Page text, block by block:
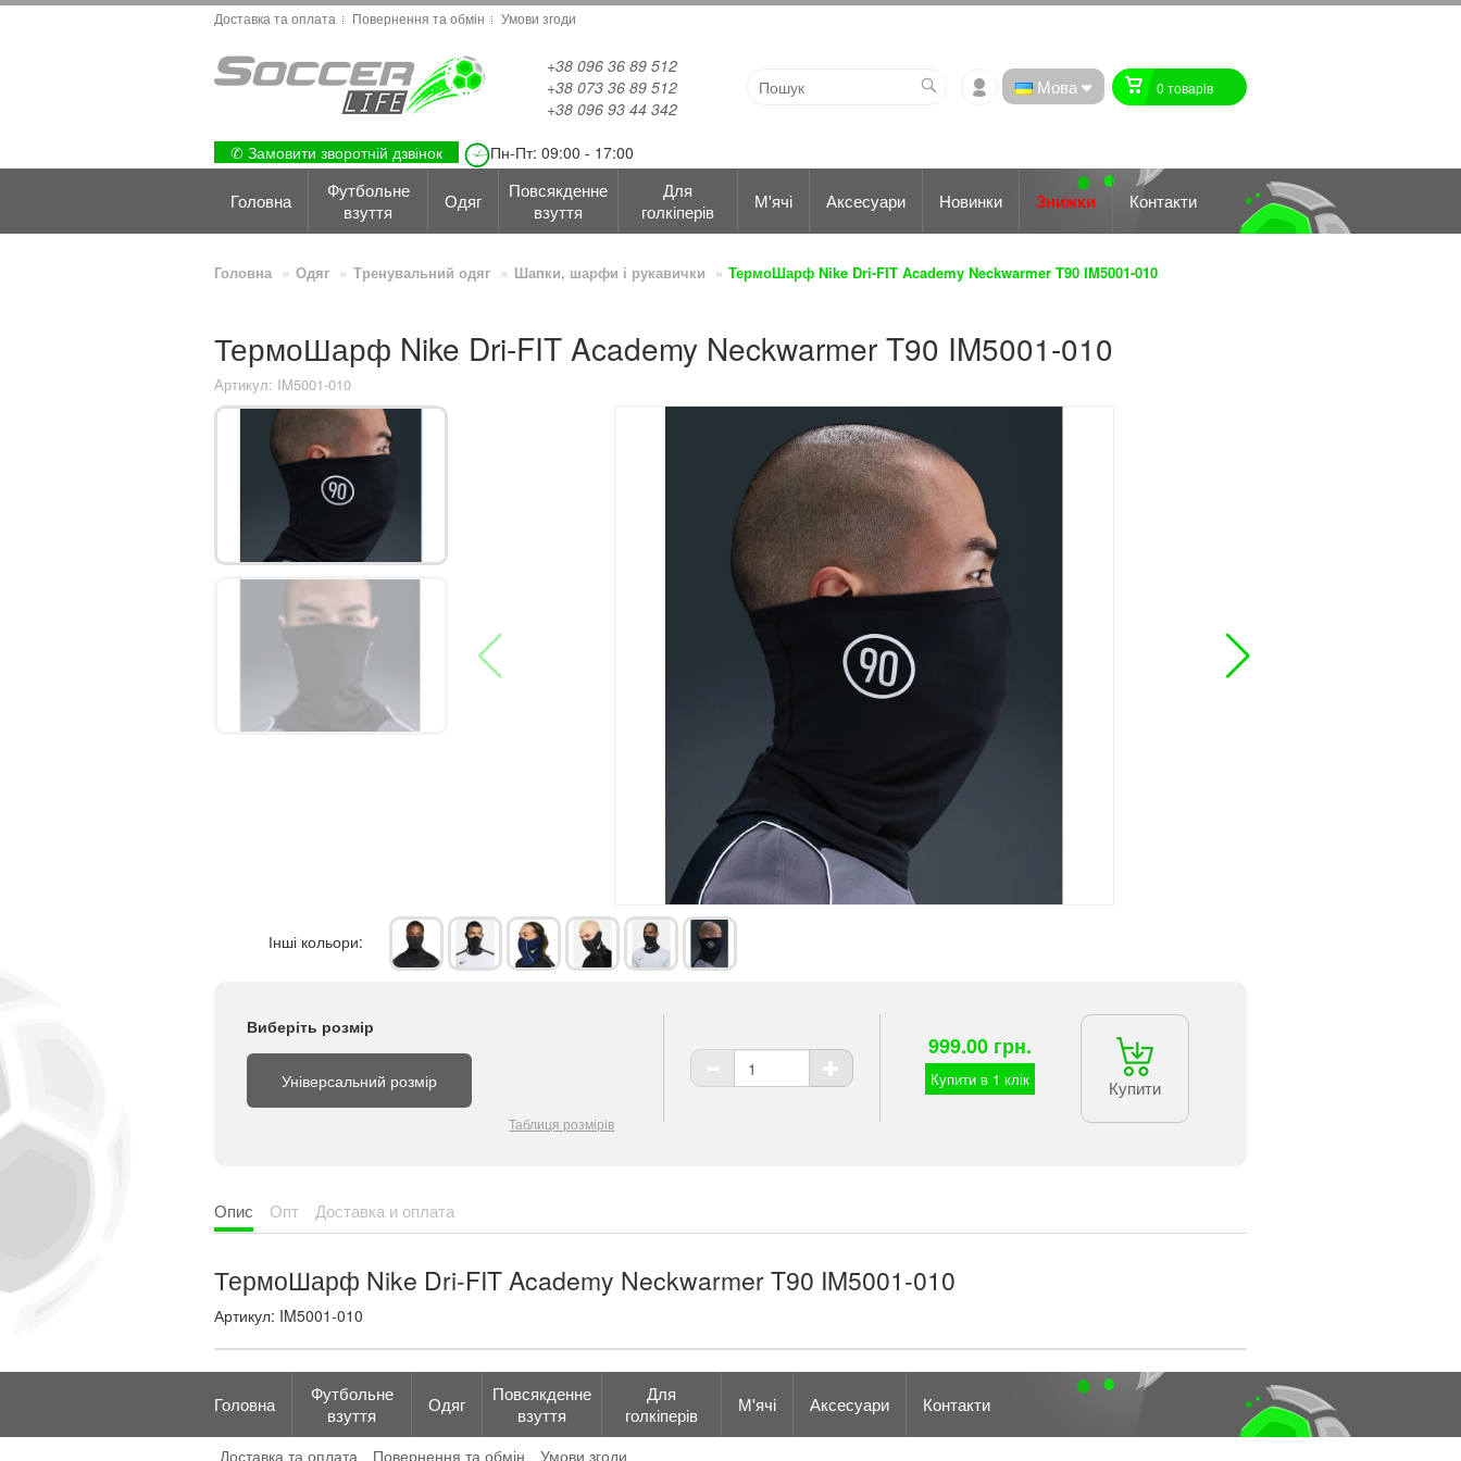
Доставка та оплата Повернення та обмін Умови згоди
+38 096 36 89 512
+38 073 36 89 512
+38 096 93 44 342
✆ Замовити зворотній дзвінок Пн-Пт: 09:00 - 17:00
Мова 0 товарiв
Головна
Футбольне
взуття
Одяг
Повсякденне
взуття
Для
голкіперів
М'ячі Аксесуари Новинки Знижки Контакти
Головна Одяг Тренувальний одяг Шапки, шарфи і рукавички ТермоШарф Nike Dri-FIT Academy Neckwarmer T90 IM5001-010
ТермоШарф Nike Dri-FIT Academy Neckwarmer T90 IM5001-010
Артикул: IM5001-010
Інші кольори:
Виберіть розмір
Універсальний розмір
Таблиця розмірів
999.00 грн.
Купити в 1 клік Купити
Опис Опт Доставка и оплата
ТермоШарф Nike Dri-FIT Academy Neckwarmer T90 IM5001-010
Артикул: IM5001-010
Головна
Футбольне
взуття
Одяг
Повсякденне
взуття
Для
голкіперів
М'ячі Аксесуари Контакти
Доставка та оплата Повернення та обмін Умови згоди